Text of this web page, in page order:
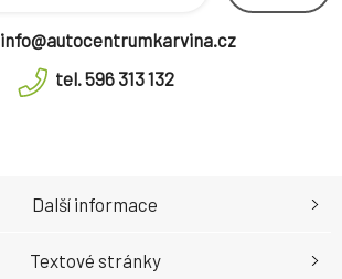
info@autocentrumkarvina.cz
tel. 596 313 132
Další informace
Textové stránky